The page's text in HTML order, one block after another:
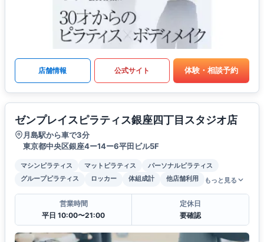
店舗情報 公式サイト 体験・相談予約
ゼンプレイスピラティス銀座四丁目スタジオ店
月島駅から車で3分
東京都中央区銀座4ー14ー6平田ビル5F
マシンピラティス マットピラティス
パーソナルピラティス
グループピラティス
ロッカー 体組成計 他店舗利用 もっと見る
営業時間
平日 10:00〜21:00
定休日
要確認